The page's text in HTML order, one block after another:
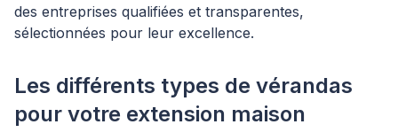
des entreprises qualifiées et transparentes,
sélectionnées pour leur excellence.
Les différents types de vérandas
pour votre extension maison